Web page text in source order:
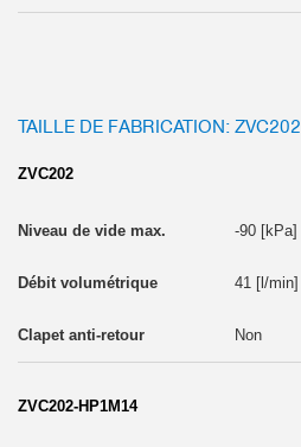
TAILLE DE FABRICATION: ZVC202
ZVC202
-90 [kPa]
41 [l/min]
Non
ZVC202-HP1M14